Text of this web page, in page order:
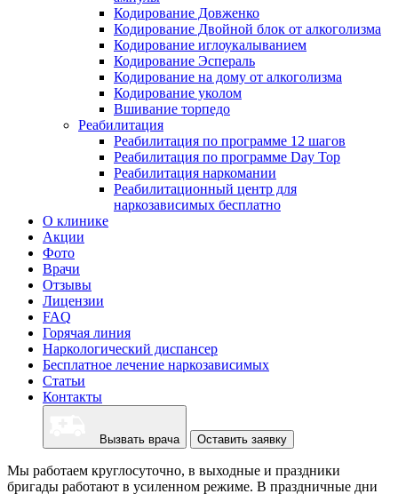
Кодирование Довженко
Кодирование Двойной блок от алкоголизма
Кодирование иглоукалыванием
Кодирование Эспераль
Кодирование на дому от алкоголизма
Кодирование уколом
Вшивание торпедо
Реабилитация
Реабилитация по программе 12 шагов
Реабилитация по программе Day Top
Реабилитация наркомании
Реабилитационный центр для
наркозависимых бесплатно
О клинике
Акции
Фото
Врачи
Отзывы
Лицензии
FAQ
Горячая линия
Наркологический диспансер
Бесплатное лечение наркозависимых
Статьи
Контакты
Вызвать врача Оставить заявку
Мы работаем круглосуточно, в выходные и праздники
бригады работают в усиленном режиме. В праздничные дни